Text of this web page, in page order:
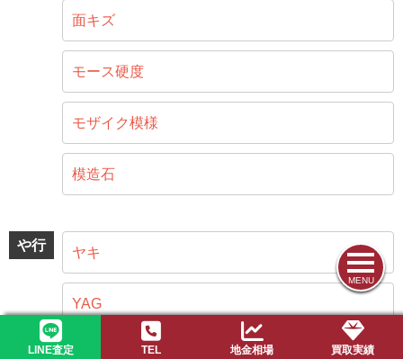
MENU
LINE査定 TEL 地金相場 買取実績
面キズ
モース硬度
モザイク模様
模造石
や行 ヤキ
YAG
遊色効果（プレイオブカラー）